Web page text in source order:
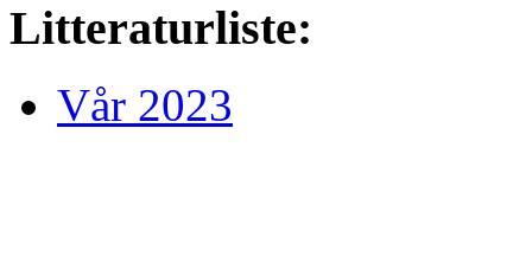
Litteraturliste:
Vår 2023